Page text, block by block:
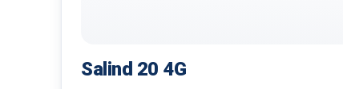
Salind 20 4G